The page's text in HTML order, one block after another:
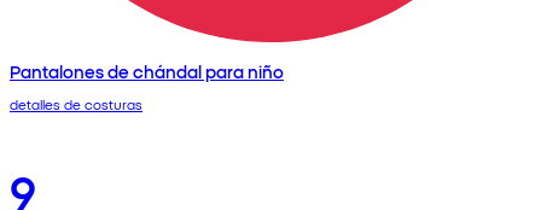
Pantalones de chándal para niño
detalles de costuras
9